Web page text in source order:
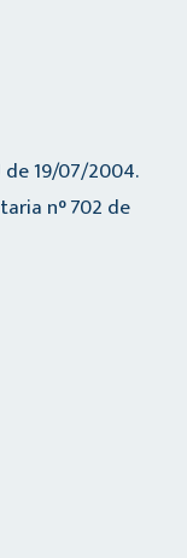
19/07/2004.
n° 702 de